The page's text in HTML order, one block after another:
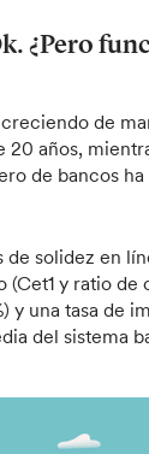
¿Pero
de
20 años,
de bancos
de solidez en
(Cet1 y ratio de
y una tasa de
del sistema